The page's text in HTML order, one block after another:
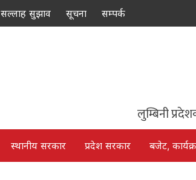
सल्लाह सुझाव सूचना सम्पर्क
लुम्बिनी
स्थानीय सरकार प्रदेश सरकार बजेट,